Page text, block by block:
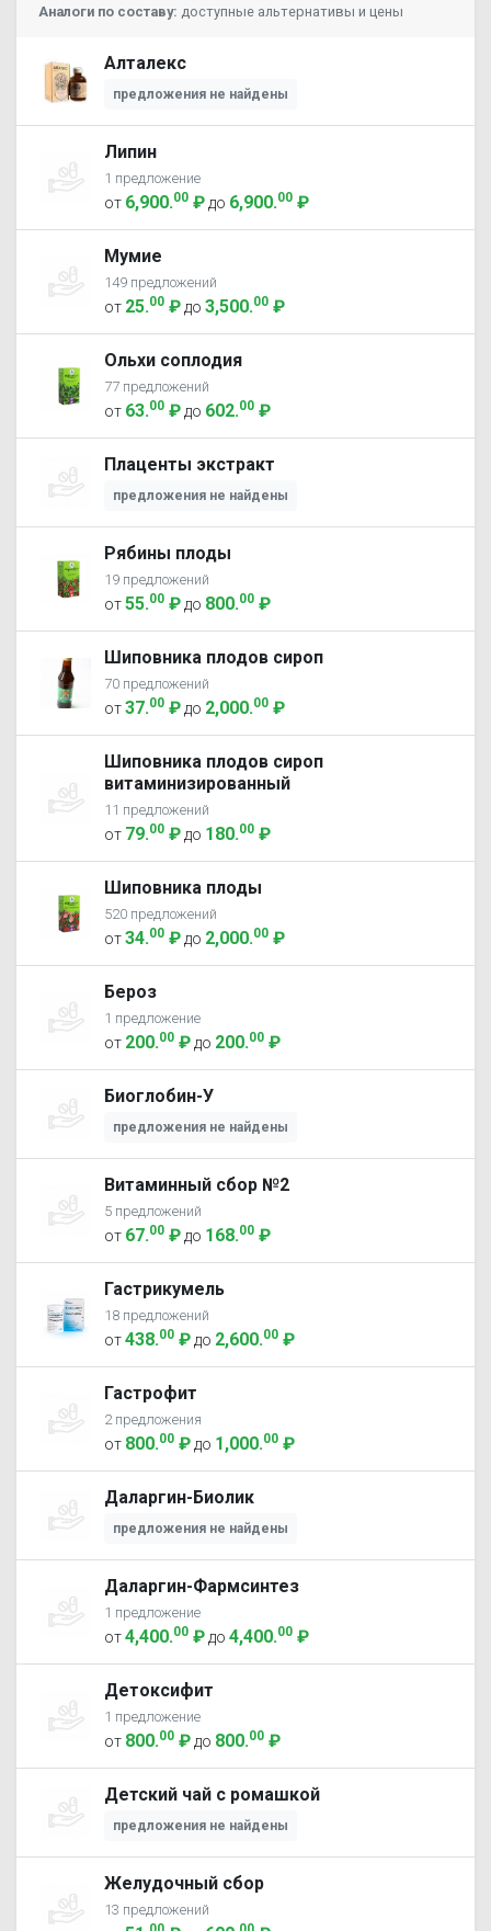
Аналоги по составу: доступные альтернативы и цены
Алталекс
предложения не найдены
Липин
1 предложение
от 6,900.00 ₽ до 6,900.00 ₽
Мумие
149 предложений
от 25.00 ₽ до 3,500.00 ₽
Ольхи соплодия
77 предложений
от 63.00 ₽ до 602.00 ₽
Плаценты экстракт
предложения не найдены
Рябины плоды
19 предложений
от55.00 ₽ до 800.00 ₽
Шиповника плодов сироп
70 предложений
от37.00 ₽ до 2,000.00 ₽
Шиповника плодов сироп
витаминизированный
11 предложений
от 79.00 ₽ до 180.00 ₽
Шиповника плоды
520 предложений
от34.00 ₽ до 2,000.00 ₽
Бероз
1 предложение
от 200.00 ₽ до 200.00 ₽
Биоглобин-У
предложения не найдены
Витаминный сбор №2
5 предложений
от 67.00 ₽ до 168.00 ₽
Гастрикумель
18 предложений
от438.00 ₽ до 2,600.00 ₽
Гастрофит
2 предложения
от 800.00 ₽ до 1,000.00 ₽
Даларгин-Биолик
предложения не найдены
Даларгин-Фармсинтез
1 предложение
от4,400.00 ₽ до 4,400.00 ₽
Детоксифит
1 предложение
от 800.00 ₽ до 800.00 ₽
Детский чай с ромашкой
предложения не найдены
Желудочный сбор
13 предложений